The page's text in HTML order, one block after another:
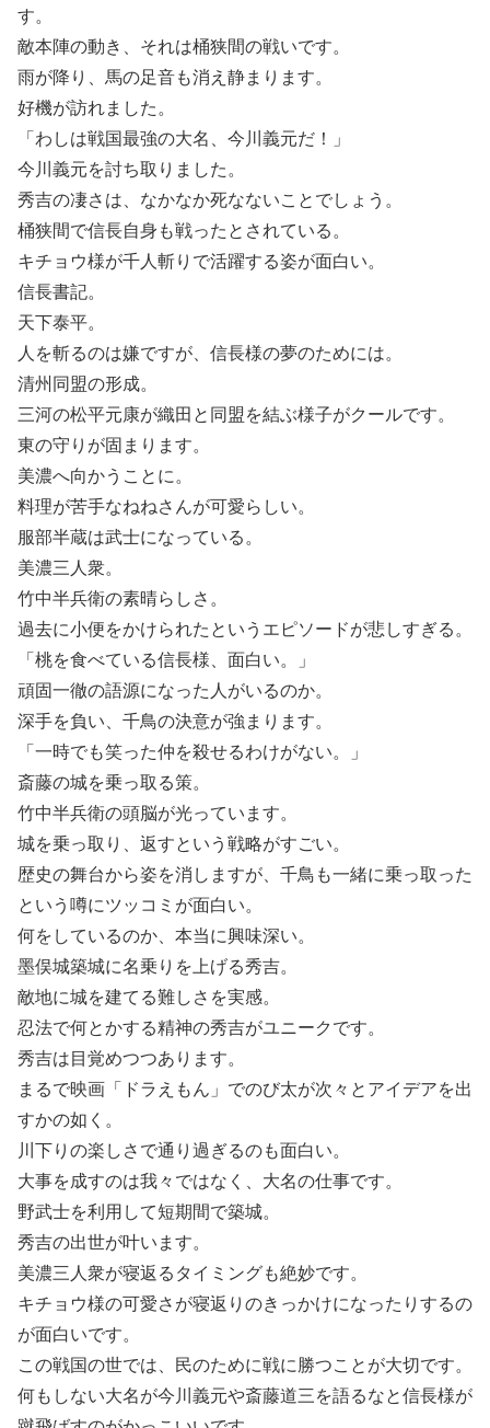
す。
敵本陣の動き、それは桶狭間の戦いです。
雨が降り、馬の足音も消え静まります。
好機が訪れました。
「わしは戦国最強の大名、今川義元だ！」
今川義元を討ち取りました。
秀吉の凄さは、なかなか死なないことでしょう。
桶狭間で信長自身も戦ったとされている。
キチョウ様が千人斬りで活躍する姿が面白い。
信長書記。
天下泰平。
人を斬るのは嫌ですが、信長様の夢のためには。
清州同盟の形成。
三河の松平元康が織田と同盟を結ぶ様子がクールです。
東の守りが固まります。
美濃へ向かうことに。
料理が苦手なねねさんが可愛らしい。
服部半蔵は武士になっている。
美濃三人衆。
竹中半兵衛の素晴らしさ。
過去に小便をかけられたというエピソードが悲しすぎる。
「桃を食べている信長様、面白い。」
頑固一徹の語源になった人がいるのか。
深手を負い、千鳥の決意が強まります。
「一時でも笑った仲を殺せるわけがない。」
斎藤の城を乗っ取る策。
竹中半兵衛の頭脳が光っています。
城を乗っ取り、返すという戦略がすごい。
歴史の舞台から姿を消しますが、千鳥も一緒に乗っ取った
という噂にツッコミが面白い。
何をしているのか、本当に興味深い。
墨俣城築城に名乗りを上げる秀吉。
敵地に城を建てる難しさを実感。
忍法で何とかする精神の秀吉がユニークです。
秀吉は目覚めつつあります。
まるで映画「ドラえもん」でのび太が次々とアイデアを出
すかの如く。
川下りの楽しさで通り過ぎるのも面白い。
大事を成すのは我々ではなく、大名の仕事です。
野武士を利用して短期間で築城。
秀吉の出世が叶います。
美濃三人衆が寝返るタイミングも絶妙です。
キチョウ様の可愛さが寝返りのきっかけになったりするの
が面白いです。
この戦国の世では、民のために戦に勝つことが大切です。
何もしない大名が今川義元や斎藤道三を語るなと信長様が